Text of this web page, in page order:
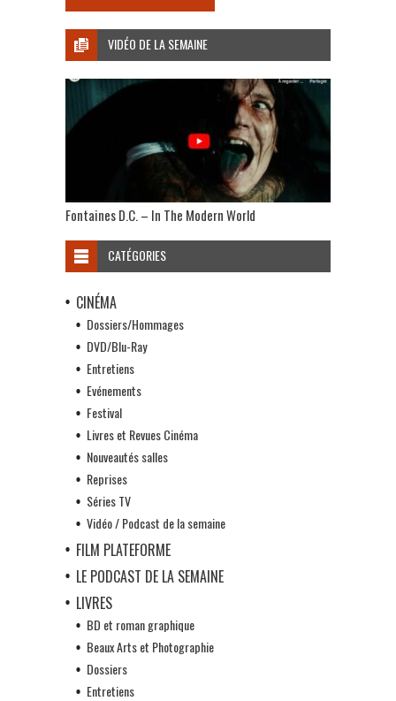
VIDÉO DE LA SEMAINE
Fontaines D.C. – In The Modern World
CATÉGORIES
CINÉMA
Dossiers/Hommages
DVD/Blu-Ray
Entretiens
Evénements
Festival
Livres et Revues Cinéma
Nouveautés salles
Reprises
Séries TV
Vidéo / Podcast de la semaine
FILM PLATEFORME
LE PODCAST DE LA SEMAINE
LIVRES
BD et roman graphique
Beaux Arts et Photographie
Dossiers
Entretiens